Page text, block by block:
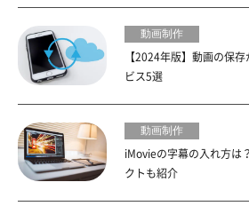
動画制作
【2024年版】動画の保
ビス5選
動画制作
iMovieの字幕の入れ方は
クトも紹介